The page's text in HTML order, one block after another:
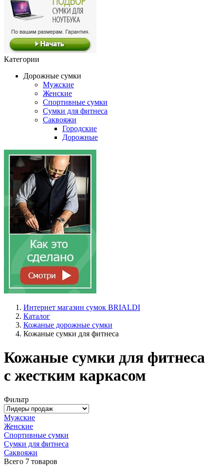
Категории
Дорожные сумки
Мужские
Женские
Спортивные сумки
Сумки для фитнеса
Саквояжи
Городские
Дорожные
Интернет магазин сумок BRIALDI
Каталог
Кожаные дорожные сумки
Кожаные сумки для фитнеса
Кожаные сумки для фитнеса
с жестким каркасом
Фильтр
Мужские
Женские
Спортивные сумки
Сумки для фитнеса
Саквояжи
Всего 7 товаров